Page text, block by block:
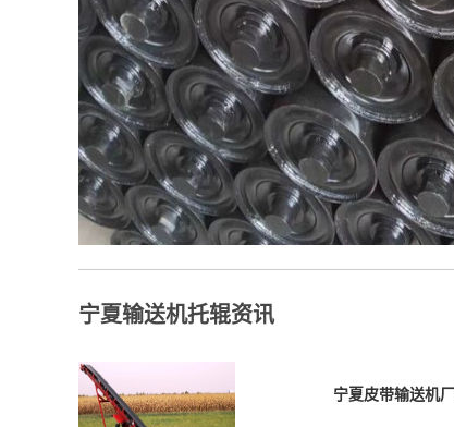
宁夏输送机托辊资讯
宁夏皮带输送机